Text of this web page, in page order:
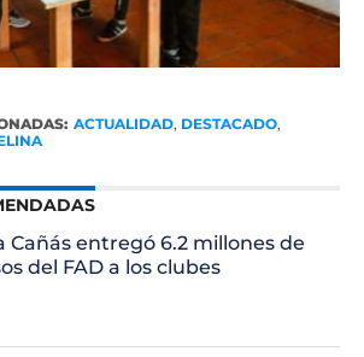
ACTUALIDAD, DESTACADO,
Cañás entregó 6.2 millones de
del FAD a los clubes